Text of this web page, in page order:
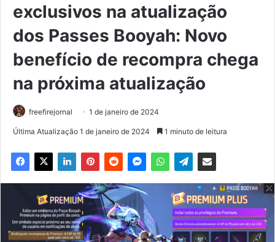
exclusivos na atualização
dos Passes Booyah: Novo
benefício de recompra chega
na próxima atualização
freefirejornal 1 de janeiro de 2024
Última Atualização 1 de janeiro de 2024 1 minuto de leitura